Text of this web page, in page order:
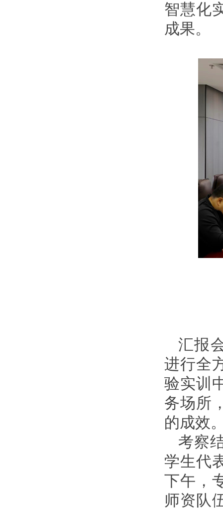
智慧化
成果。
汇报
进行全
验实训
务场所
的成效
考察
学生代
下午，
师资队